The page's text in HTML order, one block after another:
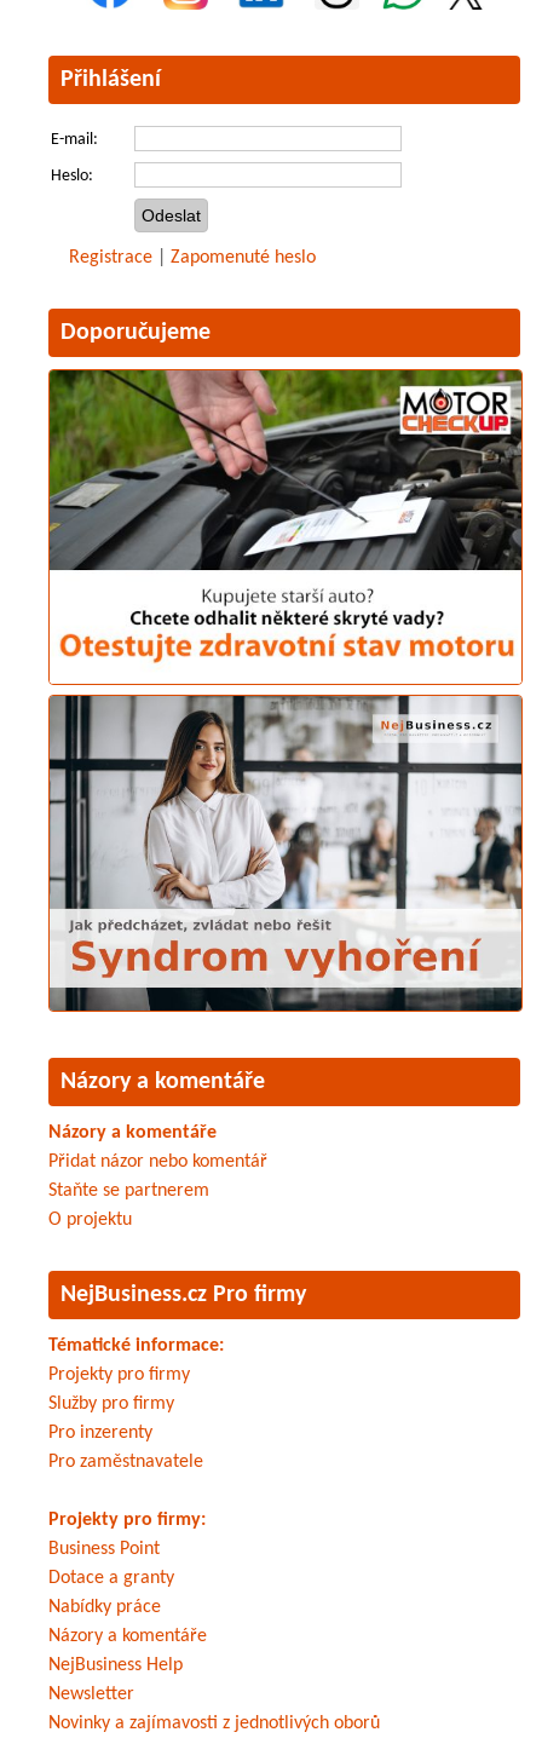
Přihlášení
E-mail:
Heslo:
Registrace Zapomenuté heslo
Doporučujeme
Názory a komentáře
Názory a komentáře
Přidat názor nebo komentář
Staňte se partnerem
O projektu
NejBusiness.cz Pro firmy
Tématické informace:
Projekty pro firmy
Služby pro firmy
Pro inzerenty
Pro zaměstnavatele
Projekty pro firmy:
Business Point
Dotace a granty
Nabídky práce
Názory a komentáře
NejBusiness Help
Newsletter
Novinky a zajímavosti z jednotlivých oborů